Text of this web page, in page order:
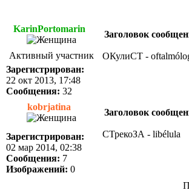
KarinPortomarin
Заголовок
Активный участник
Зарегистрирован:
22 окт 2013, 17:48
Сообщения: 32
ОКулиCT -
kobrjatina
Заголовок
Зарегистрирован:
02 мар 2014, 02:38
Сообщения: 7
Изображений: 0
СТрекоЗА - libélula